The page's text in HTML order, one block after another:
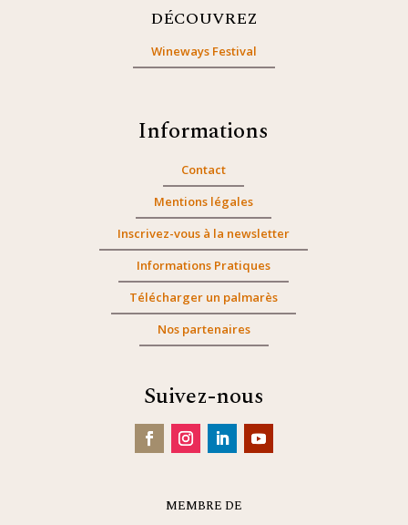
DÉCOUVREZ
Wineways Festival
Informations
Contact
Mentions légales
Inscrivez-vous à la newsletter
Informations Pratiques
Télécharger un palmarès
Nos partenaires
Suivez-nous
MEMBRE DE